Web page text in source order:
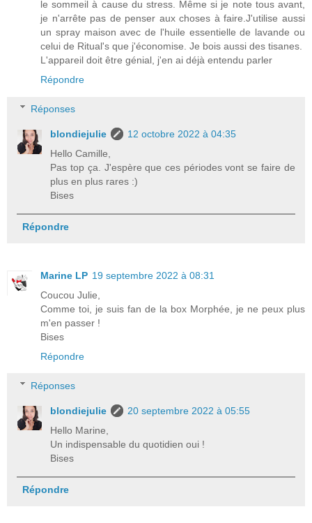
le sommeil à cause du stress. Même si je note tous avant,
je n'arrête pas de penser aux choses à faire.J'utilise aussi
un spray maison avec de l'huile essentielle de lavande ou
celui de Ritual's que j'économise. Je bois aussi des tisanes.
L'appareil doit être génial, j'en ai déjà entendu parler
Répondre
Réponses
blondiejulie
12 octobre 2022 à 04:35
Hello Camille,
Pas top ça. J'espère que ces périodes vont se faire de
plus en plus rares :)
Bises
Répondre
Marine LP 19 septembre 2022 à 08:31
Coucou Julie,
Comme toi, je suis fan de la box Morphée, je ne peux plus
m'en passer !
Bises
Répondre
Réponses
blondiejulie
20 septembre 2022 à 05:55
Hello Marine,
Un indispensable du quotidien oui !
Bises
Répondre